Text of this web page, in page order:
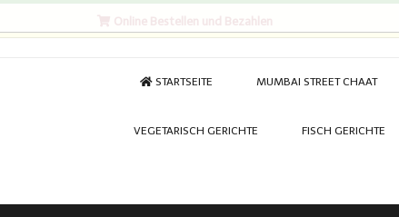
Online Bestellen und Bezahlen
STARTSEITE MUMBAI STREET CHAAT
VEGETARISCH GERICHTE FISCH GERICHTE